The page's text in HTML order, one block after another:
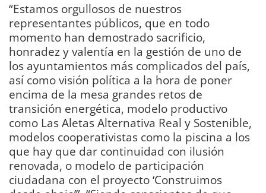
“Estamos orgullosos de nuestros
representantes públicos, que en todo
momento han demostrado sacrificio,
honradez y valentía en la gestión de uno de
los ayuntamientos más complicados del país,
así como visión política a la hora de poner
encima de la mesa grandes retos de
transición energética, modelo productivo
como Las Aletas Alternativa Real y Sostenible,
modelos cooperativistas como la piscina a los
que hay que dar continuidad con ilusión
renovada, o modelo de participación
ciudadana con el proyecto ‘Construimos